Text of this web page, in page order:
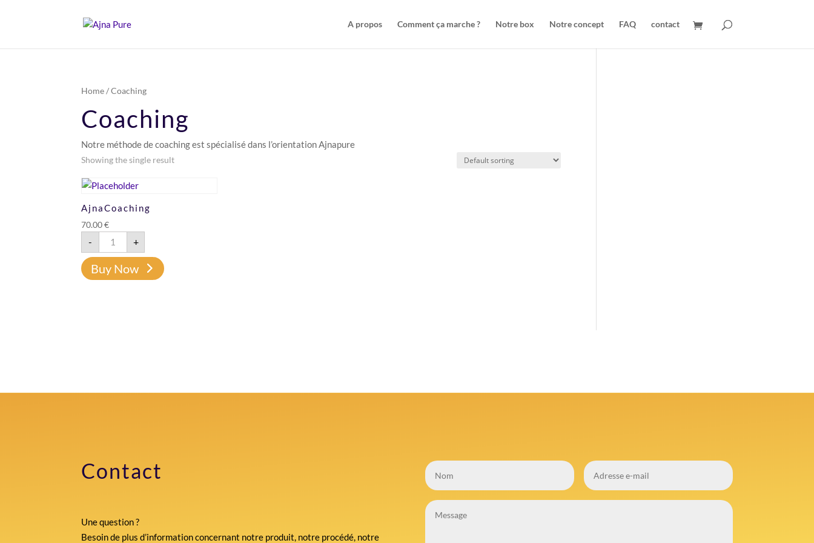
A propos Comment ça marche ? Notre box Notre concept FAQ contact
Home/ Coaching
Coaching
Notre méthode de coaching est spécialisé dans l’orientation Ajnapure
Showing the single result
AjnaCoaching
70.00€
-
AjnaCoaching
quantity +
Buy Now
Contact
Une question ?
Besoin de plus d’information concernant notre produit, notre procédé, notre